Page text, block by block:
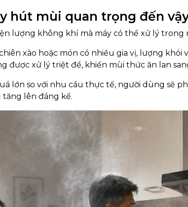
hút mùi quan trọng đến
lượng không khí mà máy có thể xử lý
xào hoặc món có nhiều gia vị, lượng
được xử lý triệt để, khiến mùi thức ăn lan
lớn so với nhu cầu thực tế, người dùng sẽ
lên đáng kể.